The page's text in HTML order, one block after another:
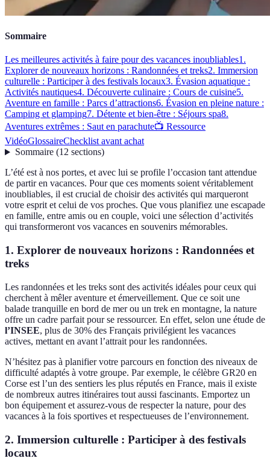
Sommaire
Les meilleures activités à faire pour des vacances inoubliables1.
Explorer de nouveaux horizons : Randonnées et treks2. Immersion
culturelle : Participer à des festivals locaux3. Évasion aquatique :
Activités nautiques4. Découverte culinaire : Cours de cuisine5.
Aventure en famille : Parcs d’attractions6. Évasion en pleine nature :
Camping et glamping7. Détente et bien-être : Séjours spa8.
Aventures extrêmes : Saut en parachute📺 Ressource
VidéoGlossaireChecklist avant achat
Sommaire(12 sections)
L’été est à nos portes, et avec lui se profile l’occasion tant attendue
de partir en vacances. Pour que ces moments soient véritablement
inoubliables, il est crucial de choisir des activités qui marqueront
votre esprit et celui de vos proches. Que vous planifiez une escapade
en famille, entre amis ou en couple, voici une sélection d’activités
qui transformeront vos vacances en souvenirs mémorables.
1. Explorer de nouveaux horizons : Randonnées et
treks
Les randonnées et les treks sont des activités idéales pour ceux qui
cherchent à mêler aventure et émerveillement. Que ce soit une
balade tranquille en bord de mer ou un trek en montagne, la nature
offre un cadre parfait pour se ressourcer. En effet, selon une étude de
l’INSEE, plus de 30% des Français privilégient les vacances
actives, mettant en avant l’attrait pour les randonnées.
N’hésitez pas à planifier votre parcours en fonction des niveaux de
difficulté adaptés à votre groupe. Par exemple, le célèbre GR20 en
Corse est l’un des sentiers les plus réputés en France, mais il existe
de nombreux autres itinéraires tout aussi fascinants. Emportez un
bon équipement et assurez-vous de respecter la nature, pour des
vacances à la fois sportives et respectueuses de l’environnement.
2. Immersion culturelle : Participer à des festivals
locaux